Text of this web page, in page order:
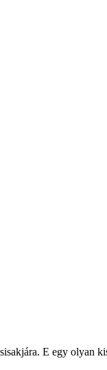
E egy olyan